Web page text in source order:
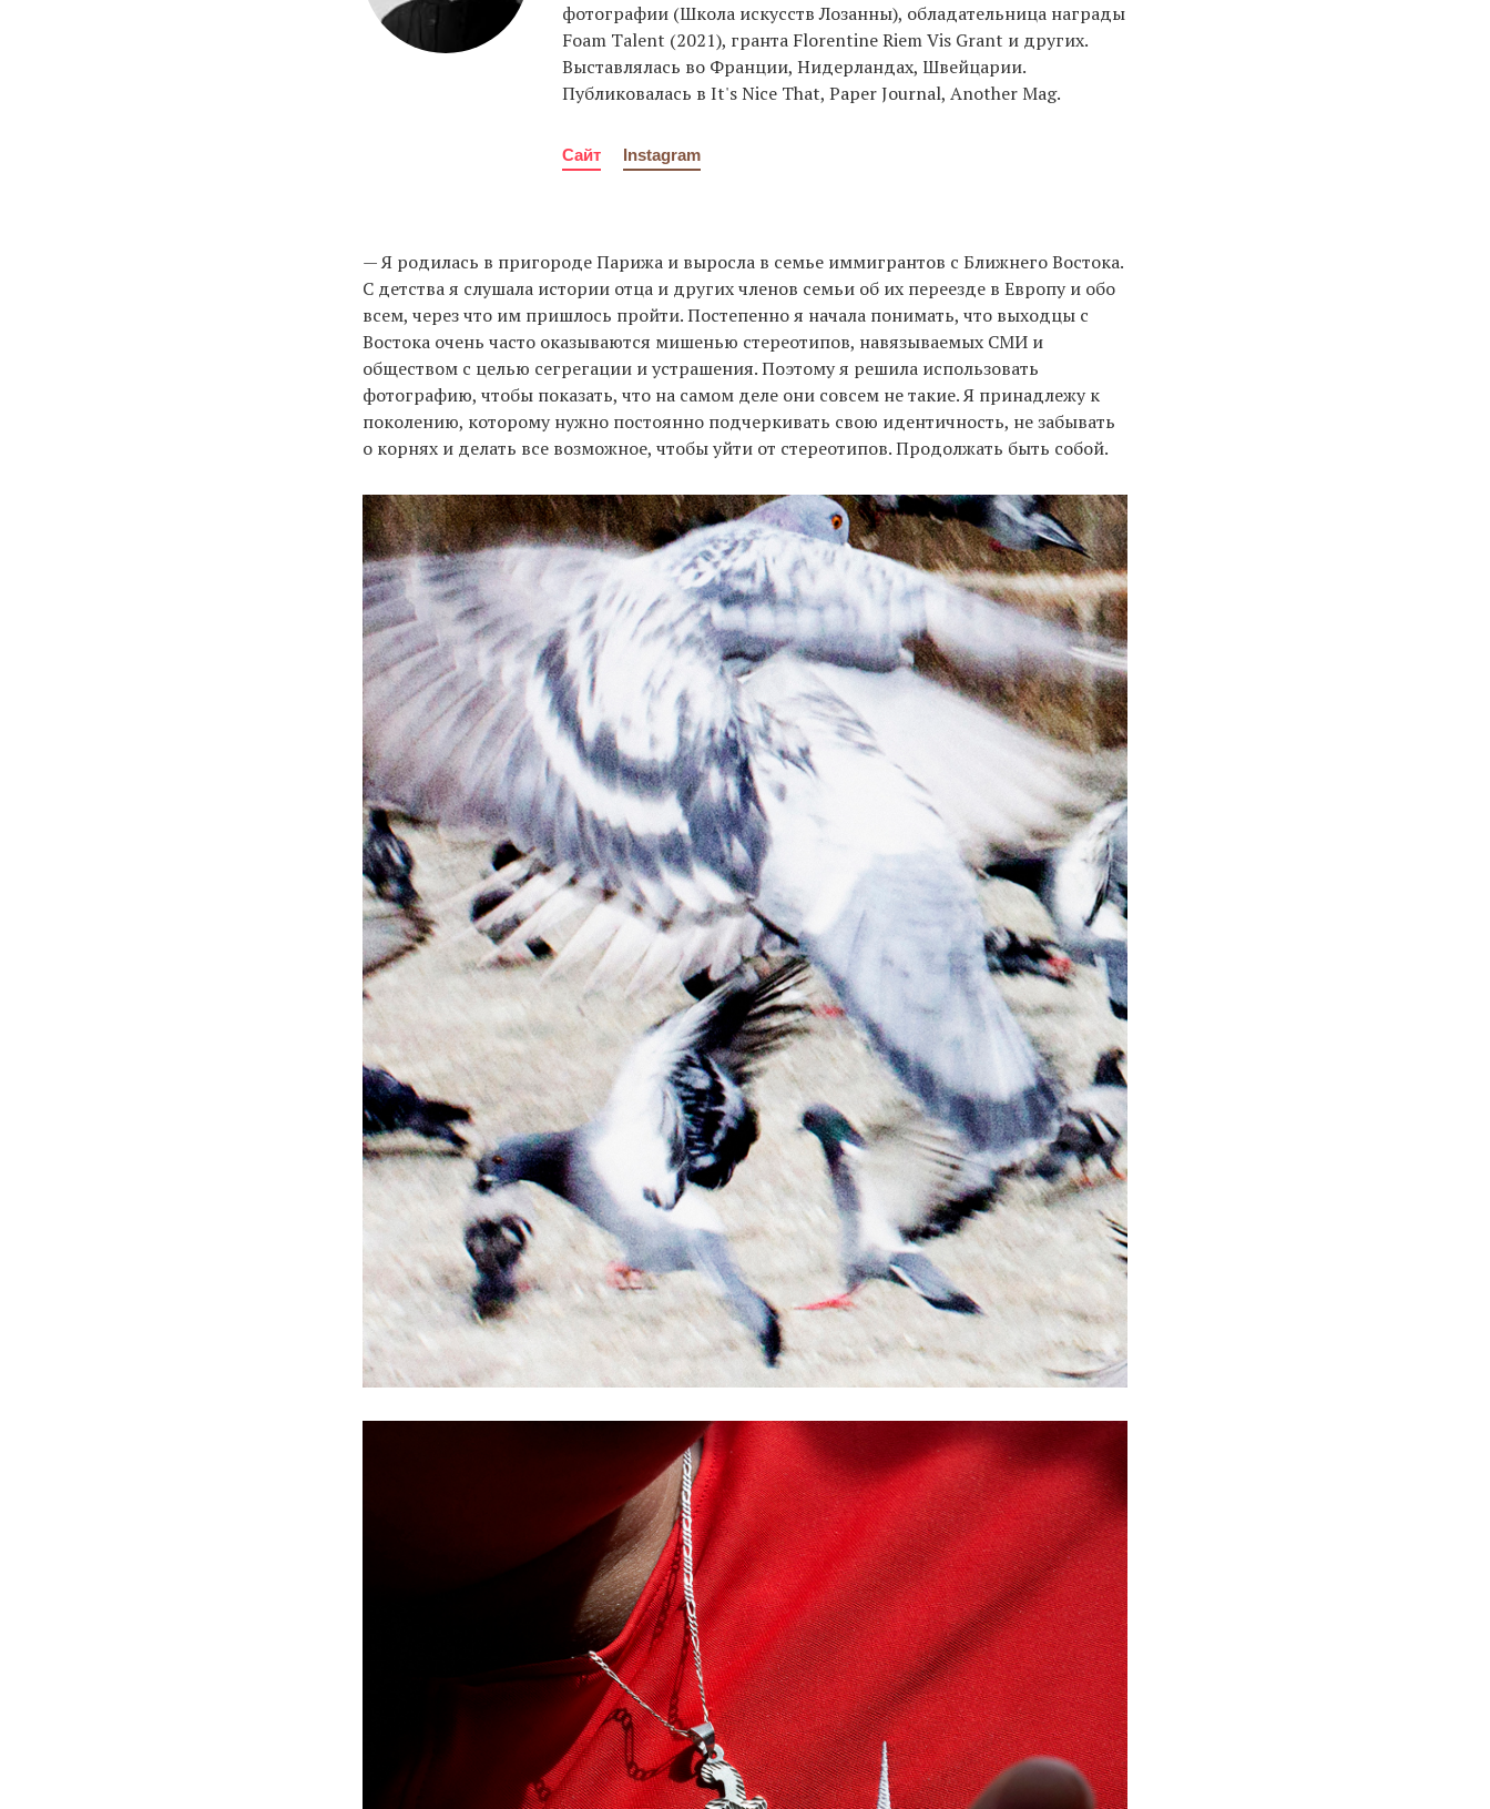
фотографии (Школа искусств Лозанны), обладательница награды
Foam Talent (2021), гранта Florentine Riem Vis Grant и других.
Выставлялась во Франции, Нидерландах, Швейцарии.
Публиковалась в It's Nice That, Paper Journal, Another Mag.
Сайт Instagram
— Я родилась в пригороде Парижа и выросла в семье иммигрантов с Ближнего Востока.
С детства я слушала истории отца и других членов семьи об их переезде в Европу и обо
всем, через что им пришлось пройти. Постепенно я начала понимать, что выходцы с
Востока очень часто оказываются мишенью стереотипов, навязываемых СМИ и
обществом с целью сегрегации и устрашения. Поэтому я решила использовать
фотографию, чтобы показать, что на самом деле они совсем не такие. Я принадлежу к
поколению, которому нужно постоянно подчеркивать свою идентичность, не забывать
о корнях и делать все возможное, чтобы уйти от стереотипов. Продолжать быть собой.